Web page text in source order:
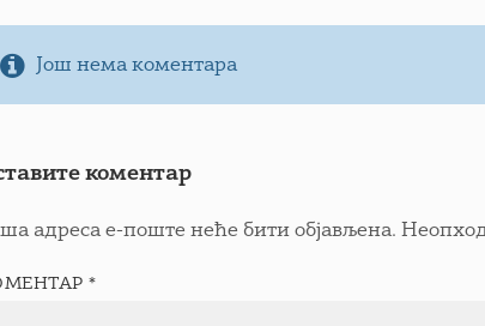
Још нема коментара
коментар
адреса е-поште неће бити објављена.
*